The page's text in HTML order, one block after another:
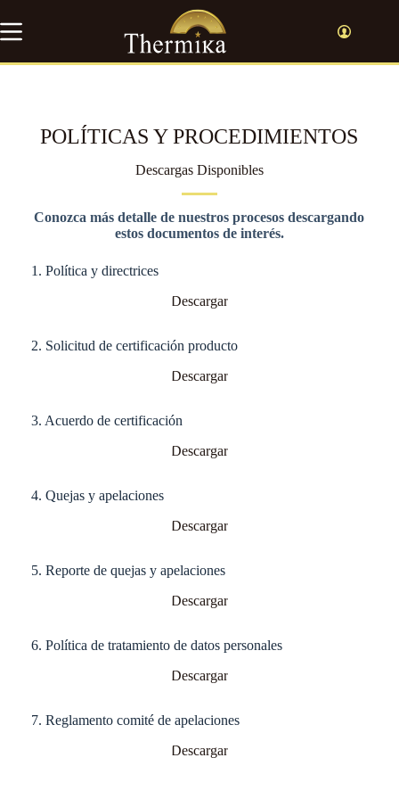
al
contenido
POLÍTICAS Y PROCEDIMIENTOS
Descargas Disponibles
Conozca más detalle de nuestros procesos descargando
estos documentos de interés.
1. Política y directrices
Descargar
2. Solicitud de certificación producto
Descargar
3. Acuerdo de certificación
Descargar
4. Quejas y apelaciones
Descargar
5. Reporte de quejas y apelaciones
Descargar
6. Política de tratamiento de datos personales
Descargar
7. Reglamento comité de apelaciones
Descargar